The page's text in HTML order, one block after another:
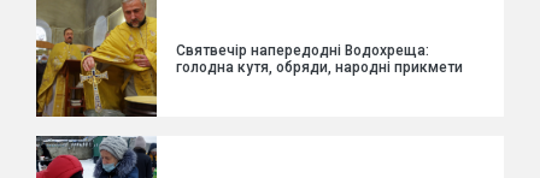
Святвечір напередодні Водохреща:
голодна кутя, обряди, народні прикмети